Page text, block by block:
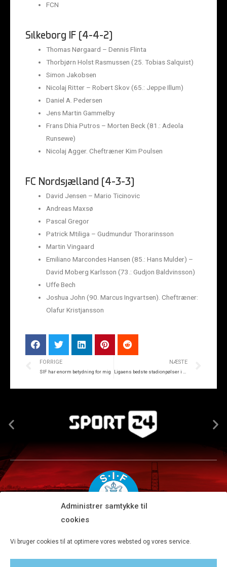
Administrer samtykke til
cookies
Vi bruger cookies til at optimere vores websted og vores service.
FCN
Silkeborg IF (4-4-2)
Thomas Nørgaard – Dennis Flinta
Thorbjørn Holst Rasmussen (25. Tobias Salquist)
Simon Jakobsen
Nicolaj Ritter – Robert Skov (65.: Jeppe Illum)
Daniel A. Pedersen
Jens Martin Gammelby
Frans Dhia Putros – Morten Beck (81.: Adeola
Runsewe)
Nicolaj Agger. Cheftræner Kim Poulsen
FC Nordsjælland (4-3-3)
David Jensen – Mario Ticinovic
Andreas Maxsø
Pascal Gregor
Patrick Mtiliga – Gudmundur Thorarinsson
Martin Vingaard
Emiliano Marcondes Hansen (85.: Hans Mulder) –
David Moberg Karlsson (73.: Gudjon Baldvinsson)
Uffe Bech
Joshua John (90. Marcus Ingvartsen). Cheftræner:
Olafur Kristjansson
FORRIGE
SIF har enorm betydning for mig
NÆSTE
Tlf 8680 4477 · Fax 8680 4647 · Kontortid man-fre kl. 9-15